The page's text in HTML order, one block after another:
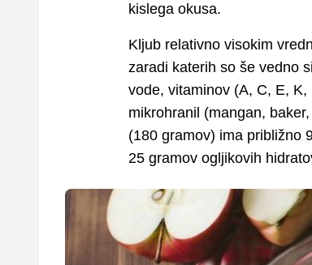
kislega okusa.
Kljub relativno visokim
zaradi katerih so še vedno
vode, vitaminov (A, C, E,
mikrohranil (mangan,
(180 gramov) ima približno
25 gramov ogljikovih